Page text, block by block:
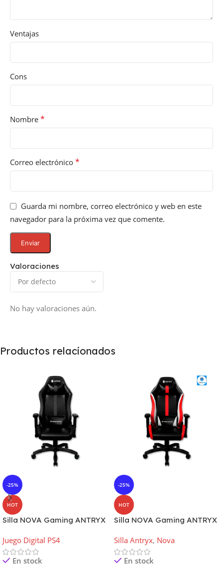
Valoraciones
No hay valoraciones aún.
Ventajas
Cons
Nombre *
Correo electrónico *
Guarda mi nombre, correo electrónico y web en este
navegador para la próxima vez que comente.
Productos relacionados
-25%
HOT
Silla NOVA Gaming ANTRYX
Juego Digital PS4
En stock
-25%
HOT
Silla NOVA Gaming ANTRYX
Silla Antryx, Nova
En stock